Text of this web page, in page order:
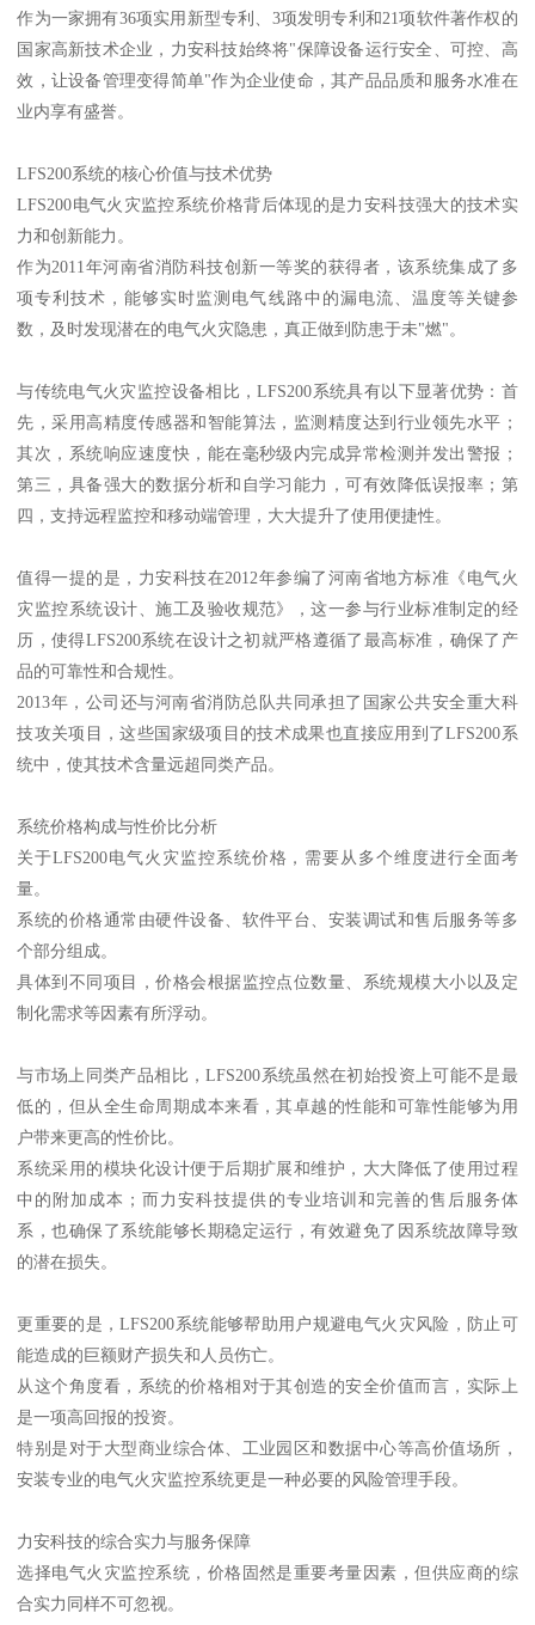
作为一家拥有36项实用新型专利、3项发明专利和21项软件著作权的
国家高新技术企业，力安科技始终将"保障设备运行安全、可控、高
效，让设备管理变得简单"作为企业使命，其产品品质和服务水准在
业内享有盛誉。
LFS200系统的核心价值与技术优势
LFS200电气火灾监控系统价格背后体现的是力安科技强大的技术实
力和创新能力。
作为2011年河南省消防科技创新一等奖的获得者，该系统集成了多
项专利技术，能够实时监测电气线路中的漏电流、温度等关键参
数，及时发现潜在的电气火灾隐患，真正做到防患于未"燃"。
与传统电气火灾监控设备相比，LFS200系统具有以下显著优势：首
先，采用高精度传感器和智能算法，监测精度达到行业领先水平；
其次，系统响应速度快，能在毫秒级内完成异常检测并发出警报；
第三，具备强大的数据分析和自学习能力，可有效降低误报率；第
四，支持远程监控和移动端管理，大大提升了使用便捷性。
值得一提的是，力安科技在2012年参编了河南省地方标准《电气火
灾监控系统设计、施工及验收规范》，这一参与行业标准制定的经
历，使得LFS200系统在设计之初就严格遵循了最高标准，确保了产
品的可靠性和合规性。
2013年，公司还与河南省消防总队共同承担了国家公共安全重大科
技攻关项目，这些国家级项目的技术成果也直接应用到了LFS200系
统中，使其技术含量远超同类产品。
系统价格构成与性价比分析
关于LFS200电气火灾监控系统价格，需要从多个维度进行全面考
量。
系统的价格通常由硬件设备、软件平台、安装调试和售后服务等多
个部分组成。
具体到不同项目，价格会根据监控点位数量、系统规模大小以及定
制化需求等因素有所浮动。
与市场上同类产品相比，LFS200系统虽然在初始投资上可能不是最
低的，但从全生命周期成本来看，其卓越的性能和可靠性能够为用
户带来更高的性价比。
系统采用的模块化设计便于后期扩展和维护，大大降低了使用过程
中的附加成本；而力安科技提供的专业培训和完善的售后服务体
系，也确保了系统能够长期稳定运行，有效避免了因系统故障导致
的潜在损失。
更重要的是，LFS200系统能够帮助用户规避电气火灾风险，防止可
能造成的巨额财产损失和人员伤亡。
从这个角度看，系统的价格相对于其创造的安全价值而言，实际上
是一项高回报的投资。
特别是对于大型商业综合体、工业园区和数据中心等高价值场所，
安装专业的电气火灾监控系统更是一种必要的风险管理手段。
力安科技的综合实力与服务保障
选择电气火灾监控系统，价格固然是重要考量因素，但供应商的综
合实力同样不可忽视。